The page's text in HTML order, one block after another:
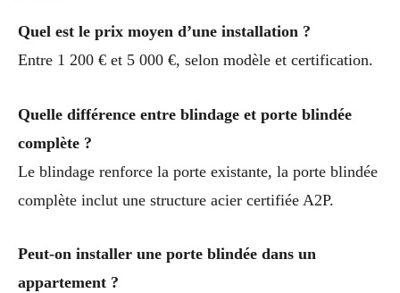
Quel est le prix moyen d’une installation ?
Entre 1 200 € et 5 000 €, selon modèle et certification.
Quelle différence entre blindage et porte blindée
complète ?
Le blindage renforce la porte existante, la porte blindée
complète inclut une structure acier certifiée A2P.
Peut-on installer une porte blindée dans un
appartement ?